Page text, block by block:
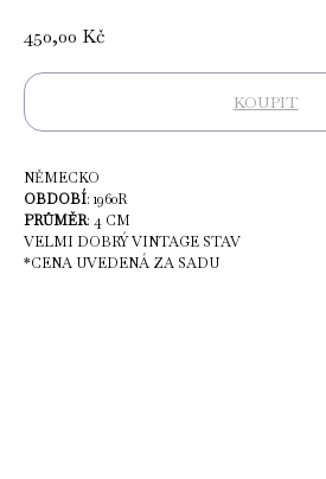
450,00 Kč
KOUPIT
NĚMECKO
OBDOBÍ: 1960R
PRŮMĚR: 4 CM
VELMI DOBRÝ VINTAGE STAV
*CENA UVEDENÁ ZA SADU